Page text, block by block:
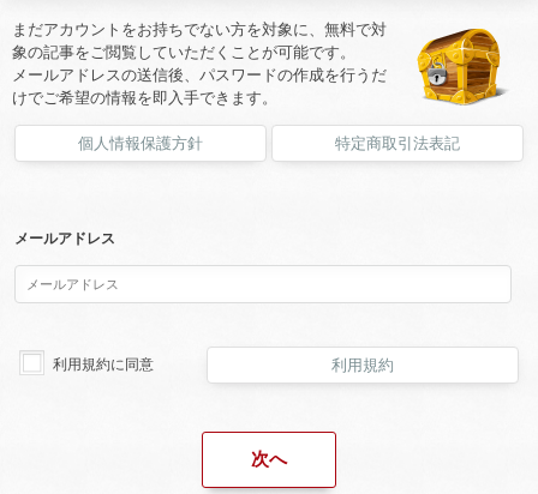
まだアカウントをお持ちでない方を対象に、無料で対
象の記事をご閲覧していただくことが可能です。
メールアドレスの送信後、パスワードの作成を行うだ
けでご希望の情報を即入手できます。
個人情報保護方針 特定商取引法表記
メールアドレス
利用規約に同意 利用規約